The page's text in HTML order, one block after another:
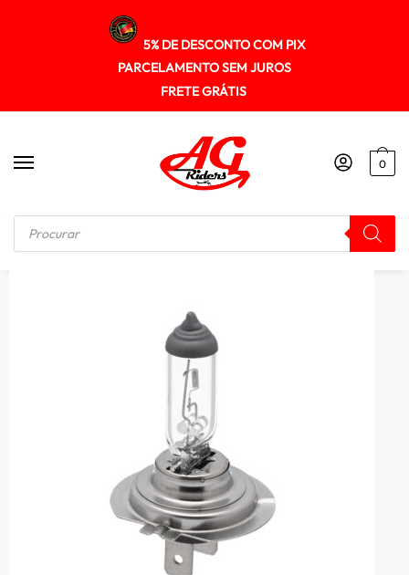
5% DE DESCONTO COM PIX
PARCELAMENTO SEM JUROS
FRETE GRÁTIS
0
Início / ILUMINAÇÃO Lampada Farol Halogena Keisi H7 12v 55w Xtz 250 Tenere